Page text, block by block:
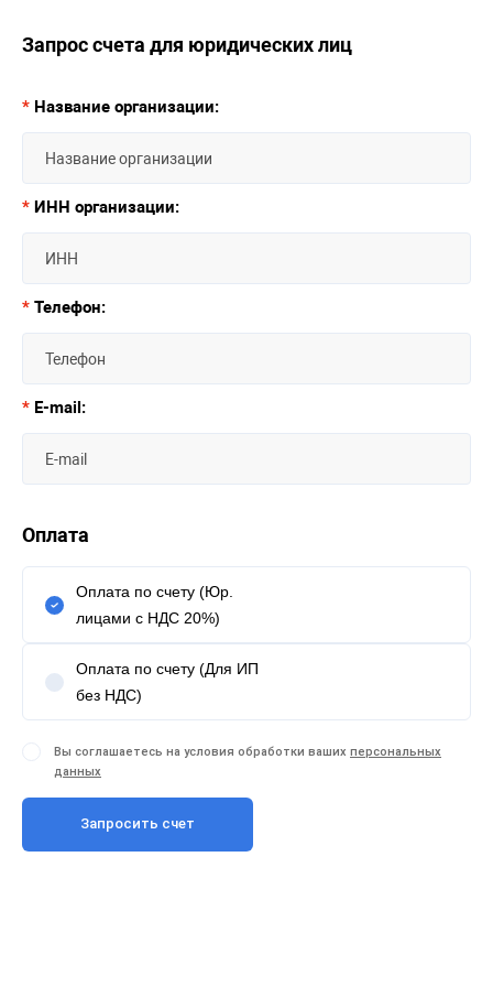
Запрос счета для юридических лиц
* Название организации:
* ИНН организации:
* Телефон:
* E-mail:
Оплата
Оплата по счету (Юр.
лицами с НДС 20%)
Оплата по счету (Для ИП
без НДС)
Вы соглашаетесь на условия обработки ваших персональных
данных